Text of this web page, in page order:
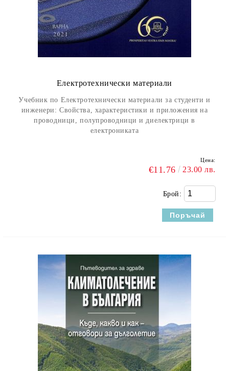
Електротехнически материали
Учебник по Електротехнически материали за студенти и
инженери: Свойства, характеристики и приложения на
проводници, полупроводници и диелектрици в
електрониката
Цена:
€11.76 23.00 лв.
Брой: